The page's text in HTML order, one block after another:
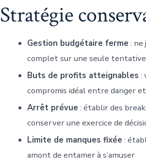
Stratégie
Gestion budgétaire ferme : ne
complet sur une seule
Buts de profits atteignables :
compromis idéal entre danger
Arrêt prévue : établir des
conserver une exercice de
Limite de manques fixée :
amont de entamer à s’amuser